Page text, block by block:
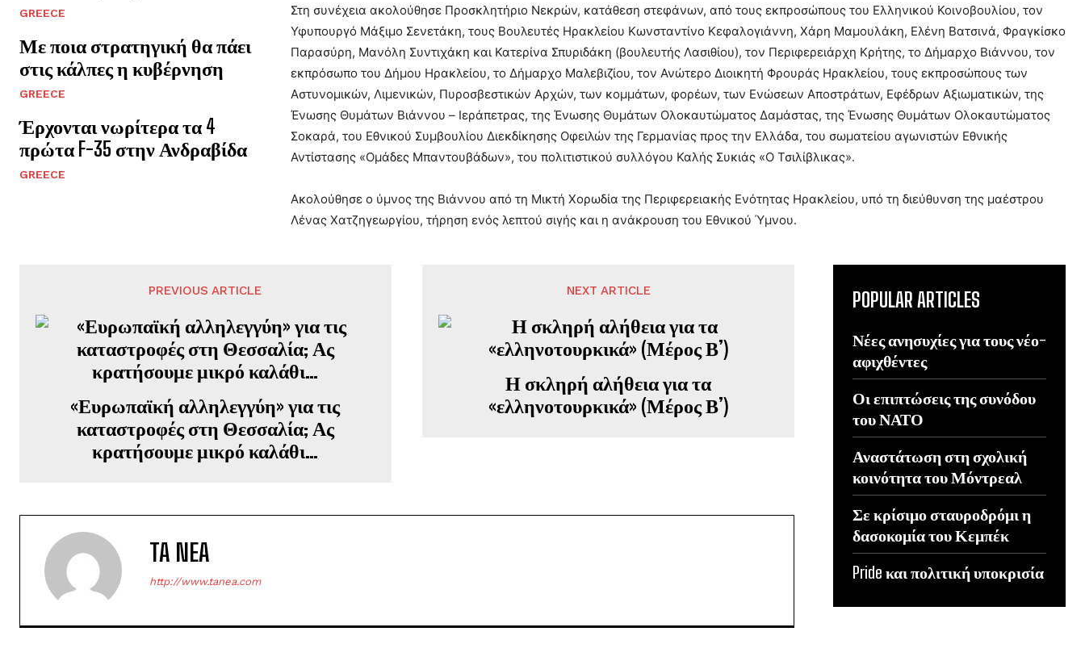
GREECE
Με ποια στρατηγική θα πάει
στις κάλπες η κυβέρνηση
GREECE
Έρχονται νωρίτερα τα 4
πρώτα F-35 στην Ανδραβίδα
GREECE
Στη συνέχεια ακολούθησε Προσκλητήριο Νεκρών, κατάθεση στεφάνων, από τους εκπροσώπους του Ελληνικού Κοινοβουλίου, τον
Υφυπουργό Μάξιμο Σενετάκη, τους Βουλευτές Ηρακλείου Κωνσταντίνο Κεφαλογιάννη, Χάρη Μαμουλάκη, Ελένη Βατσινά, Φραγκίσκο
Παρασύρη, Μανόλη Συντιχάκη και Κατερίνα Σπυριδάκη (βουλευτής Λασιθίου), τον Περιφερειάρχη Κρήτης, το Δήμαρχο Βιάννου, τον
εκπρόσωπο του Δήμου Ηρακλείου, το Δήμαρχο Μαλεβιζίου, τον Ανώτερο Διοικητή Φρουράς Ηρακλείου, τους εκπροσώπους των
Αστυνομικών, Λιμενικών, Πυροσβεστικών Αρχών, των κομμάτων, φορέων, των Ενώσεων Αποστράτων, Εφέδρων Αξιωματικών, της
Ένωσης Θυμάτων Βιάννου – Ιεράπετρας, της Ένωσης Θυμάτων Ολοκαυτώματος Δαμάστας, της Ένωσης Θυμάτων Ολοκαυτώματος
Σοκαρά, του Εθνικού Συμβουλίου Διεκδίκησης Οφειλών της Γερμανίας προς την Ελλάδα, του σωματείου αγωνιστών Εθνικής
Αντίστασης «Ομάδες Μπαντουβάδων», του πολιτιστικού συλλόγου Καλής Συκιάς «Ο Τσιλίβλικας».
Ακολούθησε ο ύμνος της Βιάννου από τη Μικτή Χορωδία της Περιφερειακής Ενότητας Ηρακλείου, υπό τη διεύθυνση της μαέστρου
Λένας Χατζηγεωργίου, τήρηση ενός λεπτού σιγής και η ανάκρουση του Εθνικού Ύμνου.
PREVIOUS ARTICLE
«Ευρωπαϊκή αλληλεγγύη» για τις
καταστροφές στη Θεσσαλία; Ας
κρατήσουμε μικρό καλάθι…
NEXT ARTICLE
Η σκληρή αλήθεια για τα
«ελληνοτουρκικά» (Μέρος Β’)
TA NEA
http://www.tanea.com
POPULAR ARTICLES
Νέες ανησυχίες για τους νέο-
αφιχθέντες
Οι επιπτώσεις της συνόδου
του ΝΑΤΟ
Αναστάτωση στη σχολική
κοινότητα του Μόντρεαλ
Σε κρίσιμο σταυροδρόμι η
δασοκομία του Κεμπέκ
Pride και πολιτική υποκρισία